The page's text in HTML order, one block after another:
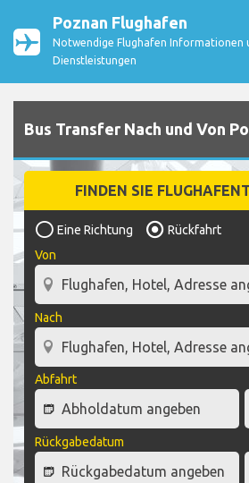
Poznan Flughafen
Notwendige Flughafen Informationen
Dienstleistungen
Bus Transfer Nach und Von
FINDEN SIE
Eine Richtung
Rückfahrt
Von
Nach
Abfahrt
Rückgabedatum